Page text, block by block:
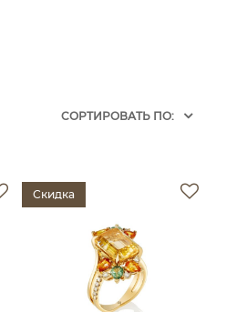
CОРТИРОВАТЬ ПО:
Скидка